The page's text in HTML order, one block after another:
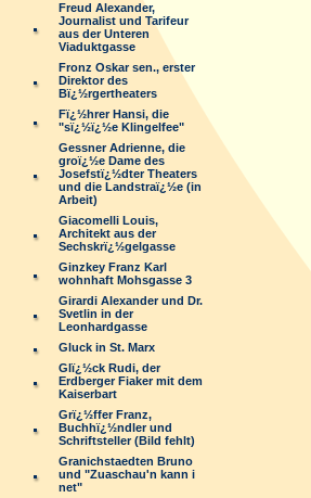
Freud Alexander,
Journalist und Tarifeur
aus der Unteren
Viaduktgasse
Fronz Oskar sen., erster
Direktor des
Bï¿½rgertheaters
Fï¿½hrer Hansi, die
"sï¿½ï¿½e Klingelfee"
Gessner Adrienne, die
groï¿½e Dame des
Josefstï¿½dter Theaters
und die Landstraï¿½e (in
Arbeit)
Giacomelli Louis,
Architekt aus der
Sechskrï¿½gelgasse
Ginzkey Franz Karl
wohnhaft Mohsgasse 3
Girardi Alexander und Dr.
Svetlin in der
Leonhardgasse
Gluck in St. Marx
Glï¿½ck Rudi, der
Erdberger Fiaker mit dem
Kaiserbart
Grï¿½ffer Franz,
Buchhï¿½ndler und
Schriftsteller (Bild fehlt)
Granichstaedten Bruno
und "Zuaschau'n kann i
net"